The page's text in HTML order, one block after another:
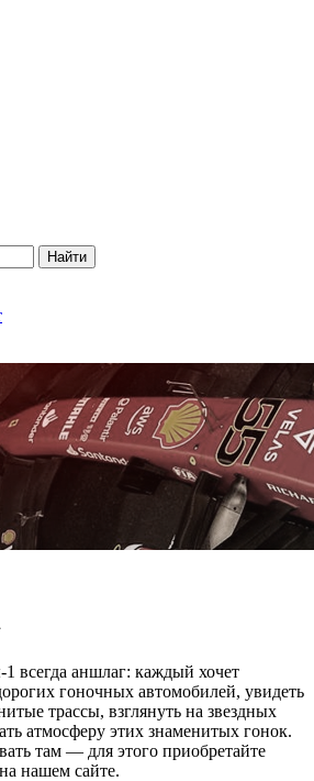
Найти
всегда аншлаг: каждый хочет
гоночных автомобилей, увидеть
трассы, взглянуть на звездных
атмосферу этих знаменитых гонок.
там — для этого приобретайте
нашем сайте.